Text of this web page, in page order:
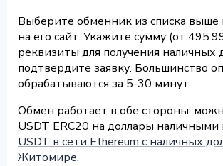
Выберите обменник из списка выше
на его сайт. Укажите сумму (от
реквизиты для получения наличных
подтвердите заявку. Большинство
обрабатываются за 5-30 минут.
Обмен работает в обе стороны:
USDT ERC20 на доллары наличными
USDT в сети Ethereum с наличных
Житомире.